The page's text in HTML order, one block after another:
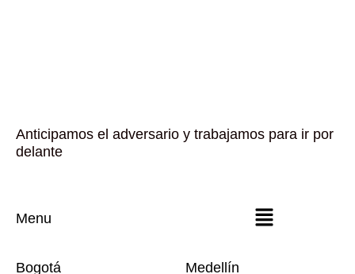
Anticipamos el adversario y trabajamos para ir por
delante
Menu
Bogotá Medellín